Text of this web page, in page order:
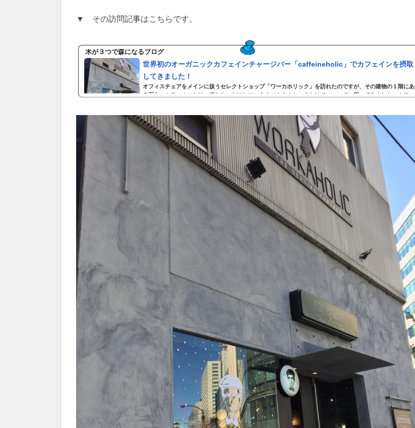
▼ その訪問記事はこちらです。
木が３つで森になるブログ
世界初のオーガニックカフェインチャージバー「caffeineholic」でカフェインを摂取
してきました！
オフィスチェアをメインに扱うセレクトショップ「ワーカホリック」を訪れたのですが、その建物の１階にあ
る面白いカフェ！これは、行かないわけにはいきません！！というわけで、ついでに寄ってみました。カフェ
ーはエスプレッソのみ。コーヒーだけじゃありません。カフェインホリックのドリンクは、すべてコーヒー、
紅茶、緑茶...